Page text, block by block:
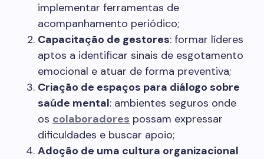
implementar ferramentas de
acompanhamento periódico;
Capacitação de gestores: formar líderes
aptos a identificar sinais de esgotamento
emocional e atuar de forma preventiva;
Criação de espaços para diálogo sobre
saúde mental: ambientes seguros onde
os colaboradores possam expressar
dificuldades e buscar apoio;
Adoção de uma cultura organizacional